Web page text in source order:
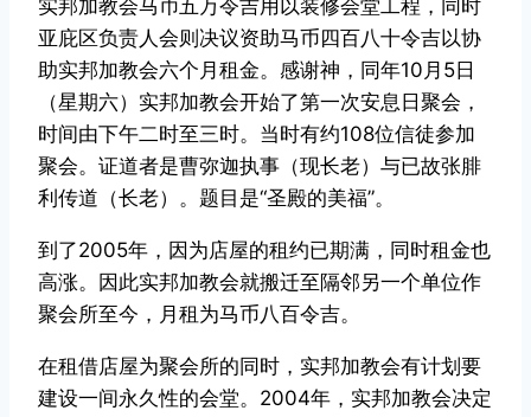
实邦加教会马币五万令吉用以装修会堂工程，同时
亚庇区负责人会则决议资助马币四百八十令吉以协
助实邦加教会六个月租金。感谢神，同年10月5日
（星期六）实邦加教会开始了第一次安息日聚会，
时间由下午二时至三时。当时有约108位信徒参加
聚会。证道者是曹弥迦执事（现长老）与已故张腓
利传道（长老）。题目是“圣殿的美福”。
到了2005年，因为店屋的租约已期满，同时租金也
高涨。因此实邦加教会就搬迁至隔邻另一个单位作
聚会所至今，月租为马币八百令吉。
在租借店屋为聚会所的同时，实邦加教会有计划要
建设一间永久性的会堂。2004年，实邦加教会决定